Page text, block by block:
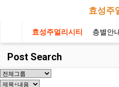
효성주
효성주얼리시티 층별안
Post Search